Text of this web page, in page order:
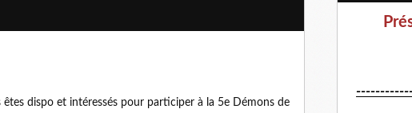
dispo et intéressés pour participer à la 5e Démons de